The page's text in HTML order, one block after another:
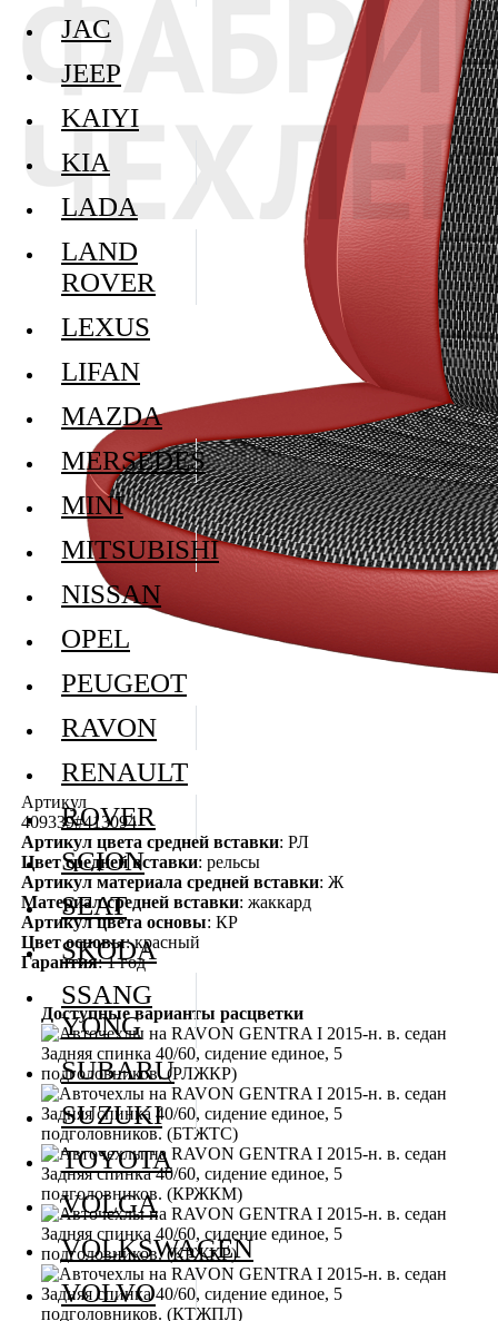
Артикул
409339#413094
Артикул цвета средней вставки: РЛ
Цвет средней вставки: рельсы
Артикул материала средней вставки: Ж
Материал средней вставки: жаккард
Артикул цвета основы: КР
Цвет основы: красный
Гарантия: 1 год
Доступные варианты расцветки
JAC
JEEP
KAIYI
KIA
LADA
LAND
ROVER
LEXUS
LIFAN
MAZDA
MERSEDES
MINI
MITSUBISHI
NISSAN
OPEL
PEUGEOT
RAVON
RENAULT
ROVER
SCION
SEAT
SKODA
SSANG
YONG
SUBARU
SUZUKI
TOYOTA
VOLGA
VOLKSWAGEN
VOLVO